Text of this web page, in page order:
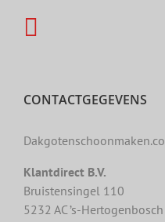
CONTACTGEGEVENS
Klantdirect B.V.
Bruistensingel 110
5232 AC ’s-Hertogenbosch